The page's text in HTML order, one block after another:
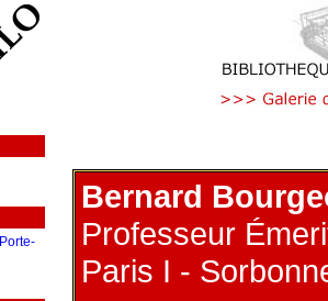
Porte-
Bernard
Professeur
Paris I -